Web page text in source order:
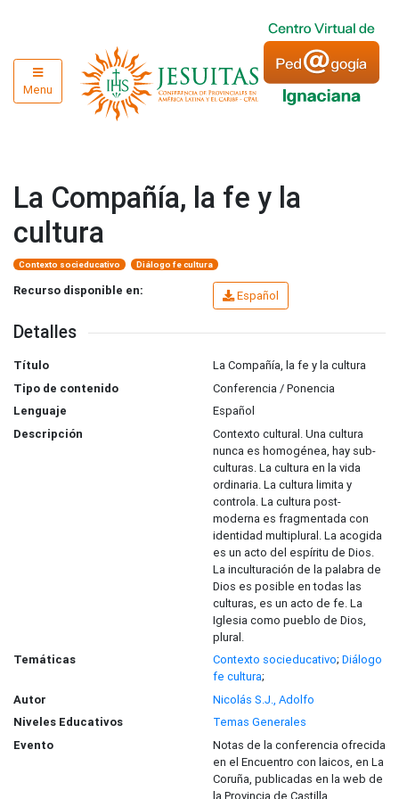
Menu
La Compañía, la fe y la
cultura
Contexto socieducativo Diálogo fe cultura
Recurso disponible en: Español
Detalles
Título
La Compañía, la fe y la cultura
Tipo de contenido
Conferencia / Ponencia
Lenguaje
Español
Descripción
Contexto cultural. Una cultura
nunca es homogénea, hay sub-
culturas. La cultura en la vida
ordinaria. La cultura limita y
controla. La cultura post-
moderna es fragmentada con
identidad multiplural. La acogida
es un acto del espíritu de Dios.
La inculturación de la palabra de
Dios es posible en todas las
culturas, es un acto de fe. La
Iglesia como pueblo de Dios,
plural.
Temáticas
Contexto socieducativo; Diálogo
fe cultura;
Autor
Nicolás S.J., Adolfo
Niveles Educativos
Temas Generales
Evento
Notas de la conferencia ofrecida
en el Encuentro con laicos, en La
Coruña, publicadas en la web de
la Provincia de Castilla.